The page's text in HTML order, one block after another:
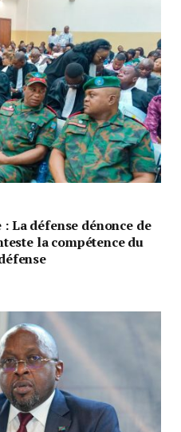
La défense dénonce de
la compétence du